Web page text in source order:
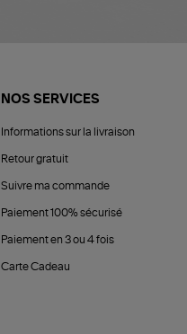
NOS SERVICES
Informations sur la livraison
Retour gratuit
Suivre ma commande
Paiement 100% sécurisé
Paiement en 3 ou 4 fois
Carte Cadeau